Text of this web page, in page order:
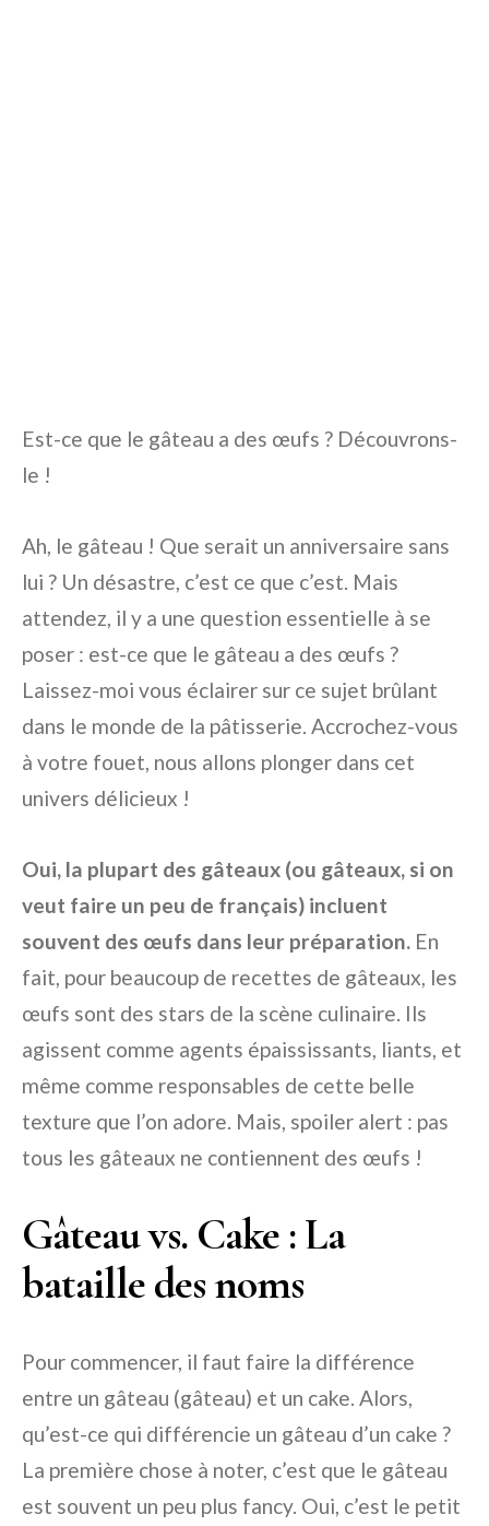
Est-ce que le gâteau a des œufs ? Découvrons-
le !
Ah, le gâteau ! Que serait un anniversaire sans
lui ? Un désastre, c’est ce que c’est. Mais
attendez, il y a une question essentielle à se
poser : est-ce que le gâteau a des œufs ?
Laissez-moi vous éclairer sur ce sujet brûlant
dans le monde de la pâtisserie. Accrochez-vous
à votre fouet, nous allons plonger dans cet
univers délicieux !
Oui, la plupart des gâteaux (ou gâteaux, si on
veut faire un peu de français) incluent
souvent des œufs dans leur préparation. En
fait, pour beaucoup de recettes de gâteaux, les
œufs sont des stars de la scène culinaire. Ils
agissent comme agents épaississants, liants, et
même comme responsables de cette belle
texture que l’on adore. Mais, spoiler alert : pas
tous les gâteaux ne contiennent des œufs !
Gâteau vs. Cake : La
bataille des noms
Pour commencer, il faut faire la différence
entre un gâteau (gâteau) et un cake. Alors,
qu’est-ce qui différencie un gâteau d’un cake ?
La première chose à noter, c’est que le gâteau
est souvent un peu plus fancy. Oui, c’est le petit